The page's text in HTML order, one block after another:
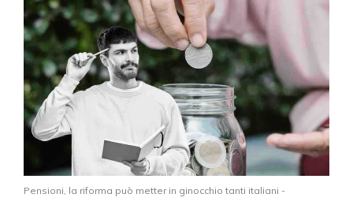
Pensioni, la riforma può metter in ginocchio tanti italiani -